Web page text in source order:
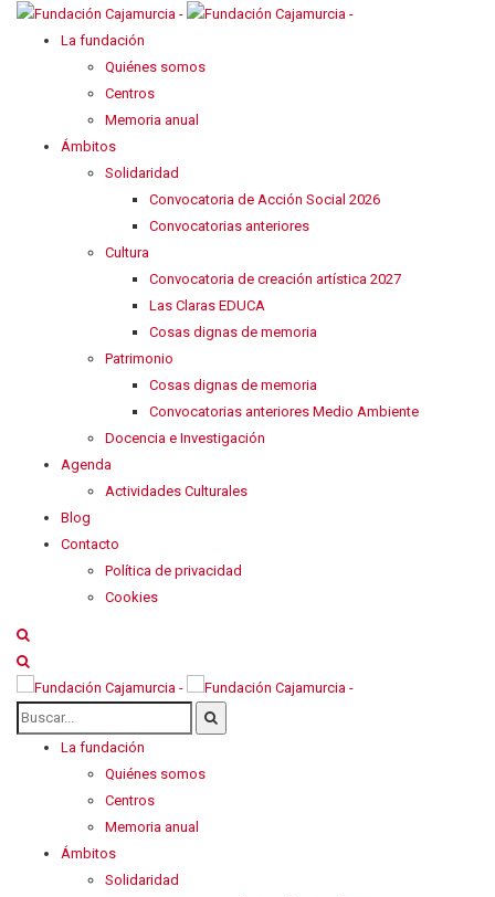
La fundación
Quiénes somos
Centros
Memoria anual
Ámbitos
Solidaridad
Convocatoria de Acción Social 2026
Convocatorias anteriores
Cultura
Convocatoria de creación artística 2027
Las Claras EDUCA
Cosas dignas de memoria
Patrimonio
Cosas dignas de memoria
Convocatorias anteriores Medio Ambiente
Docencia e Investigación
Agenda
Actividades Culturales
Blog
Contacto
Política de privacidad
Cookies
La fundación
Quiénes somos
Centros
Memoria anual
Ámbitos
Solidaridad